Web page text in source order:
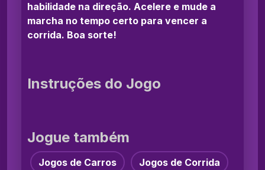
habilidade na direção. Acelere e mude a
marcha no tempo certo para vencer a
corrida. Boa sorte!
Instruções do Jogo
Jogue também
Jogos de Carros Jogos de Corrida